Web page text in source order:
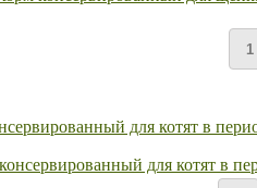
для котят в